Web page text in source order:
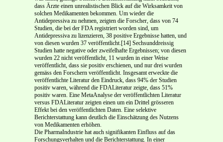
dass Ärzte einen unrealistischen Blick auf die Wirksamkeit von
solchen Medika­menten bekommen. Um wieder die
Antidepressiva zu nehmen, zeigten die Forscher, dass von 74
Studien, die bei der FDA registriert worden sind, um
Antidepressiva zu lizenzieren, 38 positive Er­gebnisse hatten, und
von diesen wurden 37 veröffentlicht.[14] Sechsunddreissig
Studien hatte negati­ve oder zweifelhafte Ergebnissen; von diesen
wurden 22 nicht veröffentlicht, 11 wurden in einer Weise
veröffentlicht, dass sie positiv erschienen, und nur drei wurden
gemäss den Forschern veröf­fentlicht. Insgesamt erweckte die
veröffentlichte Literatur den Eindruck, dass 94% der Studien
posi­tiv waren, während die FDA­Literatur zeigte, dass 51%
positiv waren. Eine Meta­Analyse der ver­öffentlichten Literatur
versus FDA­Literatur zeigten einen um ein Drittel grösseren
Effekt bei den veröffentlichten Daten. Eine selektive
Berichterstattung kann deutlich die Einschätzung des Nut­zens
von Medikamenten erhöhen.
Die Pharma­Industrie hat auch signifikanten Einfluss auf das
Forschungsverhalten und die Berichterstattung. In einer